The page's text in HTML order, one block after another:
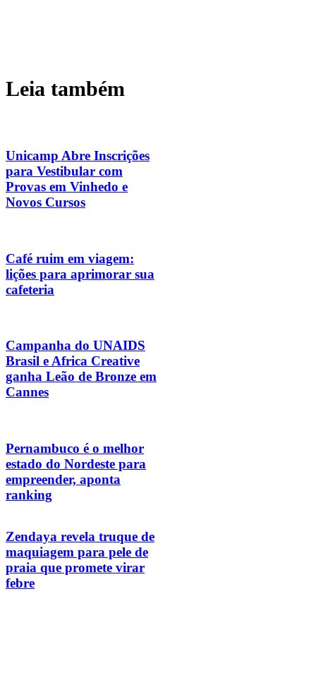
Leia também
Unicamp Abre Inscrições
para Vestibular com
Provas em Vinhedo e
Novos Cursos
Café ruim em viagem:
lições para aprimorar sua
cafeteria
Campanha do UNAIDS
Brasil e Africa Creative
ganha Leão de Bronze em
Cannes
Pernambuco é o melhor
estado do Nordeste para
empreender, aponta
ranking
Zendaya revela truque de
maquiagem para pele de
praia que promete virar
febre